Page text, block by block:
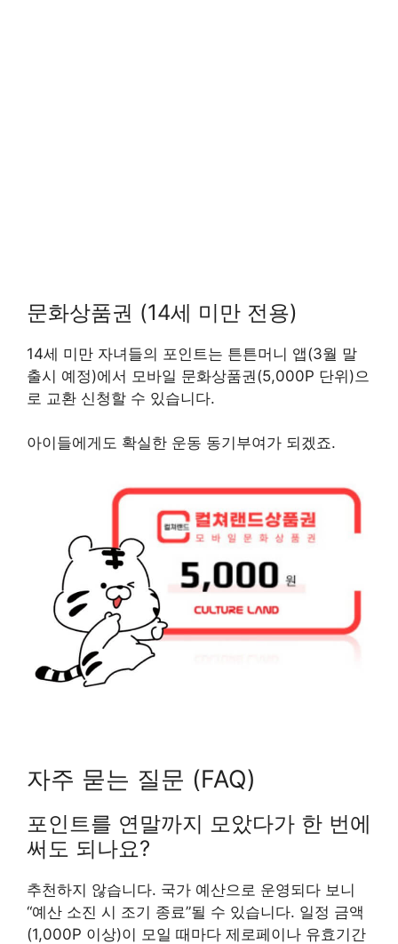
문화상품권 (14세 미만 전용)
14세 미만 자녀들의 포인트는 튼튼머니 앱(3월 말
출시 예정)에서 모바일 문화상품권(5,000P 단위)으
로 교환 신청할 수 있습니다.
아이들에게도 확실한 운동 동기부여가 되겠죠.
자주 묻는 질문 (FAQ)
포인트를 연말까지 모았다가 한 번에
써도 되나요?
추천하지 않습니다. 국가 예산으로 운영되다 보니
“예산 소진 시 조기 종료”될 수 있습니다. 일정 금액
(1,000P 이상)이 모일 때마다 제로페이나 유효기간